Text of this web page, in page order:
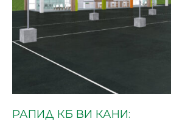
РАПИД КБ ВИ КАНИ: